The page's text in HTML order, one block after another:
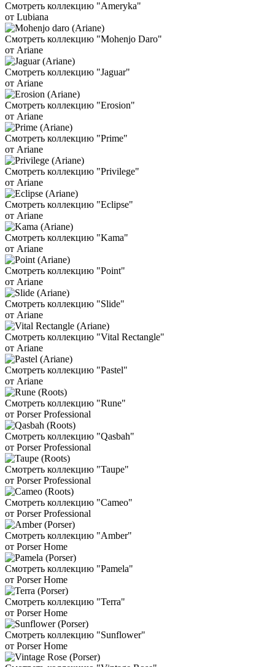
Смотреть коллекцию "Ameryka"
от Lubiana
Смотреть коллекцию "Mohenjo Daro"
от Ariane
Смотреть коллекцию "Jaguar"
от Ariane
Смотреть коллекцию "Erosion"
от Ariane
Смотреть коллекцию "Prime"
от Ariane
Смотреть коллекцию "Privilege"
от Ariane
Смотреть коллекцию "Eclipse"
от Ariane
Смотреть коллекцию "Kama"
от Ariane
Смотреть коллекцию "Point"
от Ariane
Смотреть коллекцию "Slide"
от Ariane
Смотреть коллекцию "Vital Rectangle"
от Ariane
Смотреть коллекцию "Pastel"
от Ariane
Смотреть коллекцию "Rune"
от Porser Professional
Смотреть коллекцию "Qasbah"
от Porser Professional
Смотреть коллекцию "Taupe"
от Porser Professional
Смотреть коллекцию "Cameo"
от Porser Professional
Смотреть коллекцию "Amber"
от Porser Home
Смотреть коллекцию "Pamela"
от Porser Home
Смотреть коллекцию "Terra"
от Porser Home
Смотреть коллекцию "Sunflower"
от Porser Home